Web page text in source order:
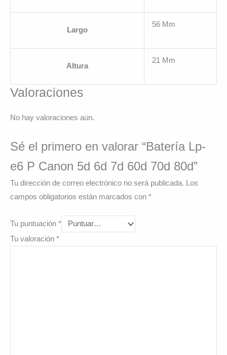
Largo
56 Mm
Altura
21 Mm
Valoraciones
No hay valoraciones aún.
Sé el primero en valorar “Batería Lp-
e6 P Canon 5d 6d 7d 60d 70d 80d”
Tu dirección de correo electrónico no será publicada.
Los
campos obligatorios están marcados con *
Tu puntuación *
Tu valoración *